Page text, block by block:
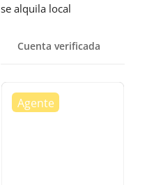
se alquila local
Cuenta verificada